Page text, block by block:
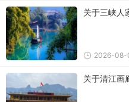
关于三峡人
2026-08-
关于清江画